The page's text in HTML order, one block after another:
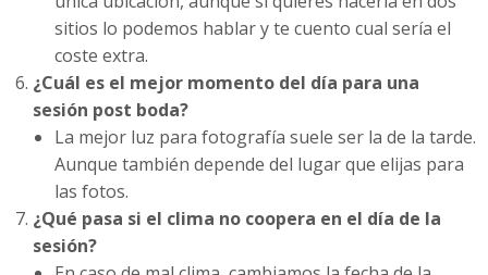
sitios lo podemos hablar y te cuento cual sería el
coste extra.
¿Cuál es el mejor momento del día para una
sesión post boda?
La mejor luz para fotografía suele ser la de la tarde.
Aunque también depende del lugar que elijas para
las fotos.
¿Qué pasa si el clima no coopera en el día de la
sesión?